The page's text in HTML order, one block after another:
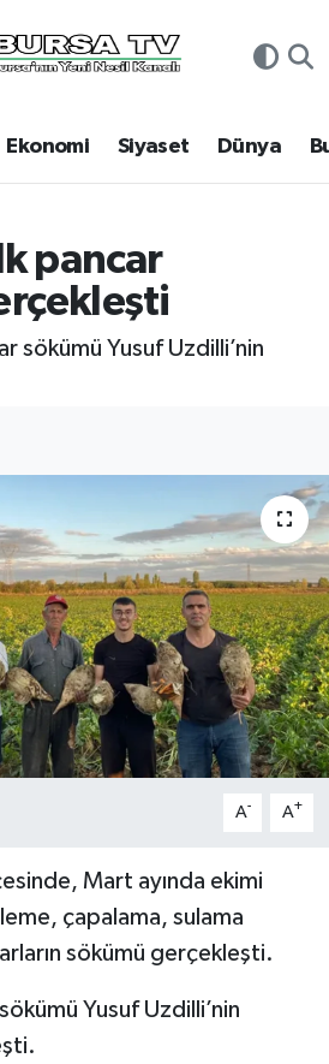
Ekonomi Siyaset Dünya
pancar
sökümü Yusuf Uzdilli’nin
A- A+
Mart ayında ekimi
çapalama, sulama
sökümü gerçekleşti.
Yusuf Uzdilli’nin
Durumu ve Fikstür